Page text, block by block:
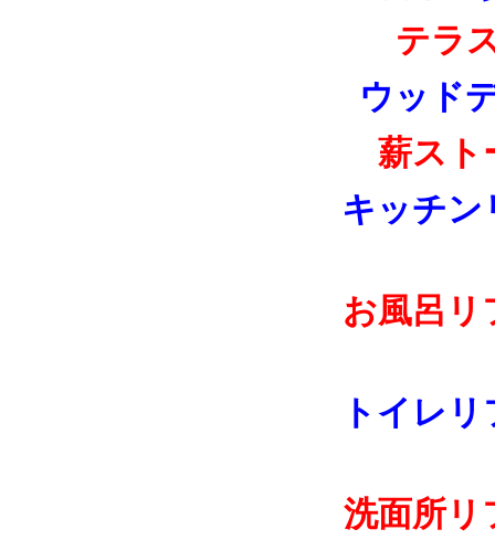
テラ
ウッド
薪スト
キッチン
お風呂リ
トイレ
洗面所リ